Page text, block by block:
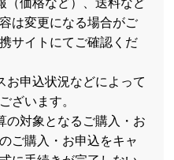
は変更になる場合がご
サイトにてご確認くだ
お申込状況などによって
ざいます。
の対象となるご購入・お
ご購入・お申込をキャ